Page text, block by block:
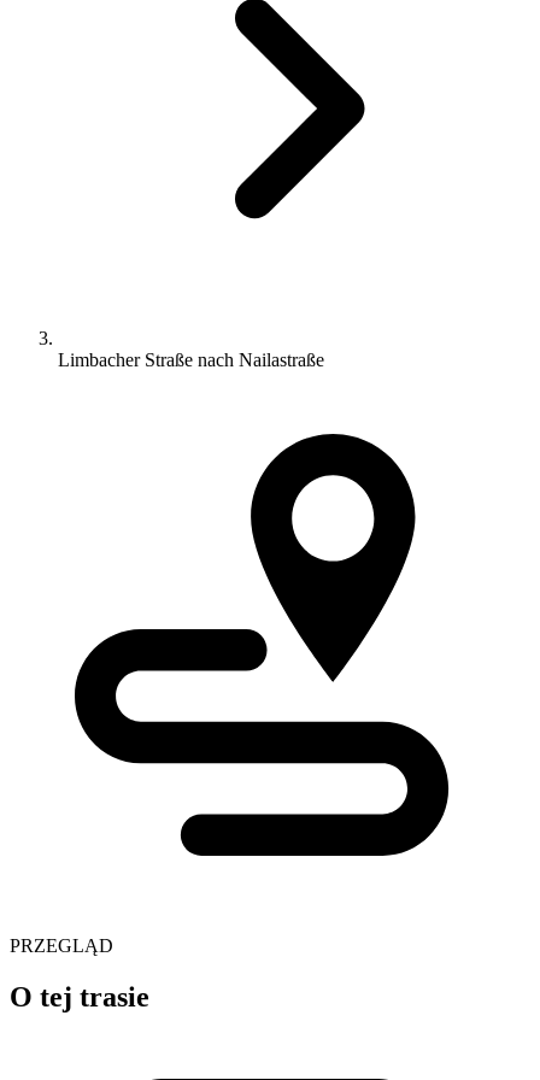
Limbacher Straße nach Nailastraße
PRZEGLĄD
O tej trasie